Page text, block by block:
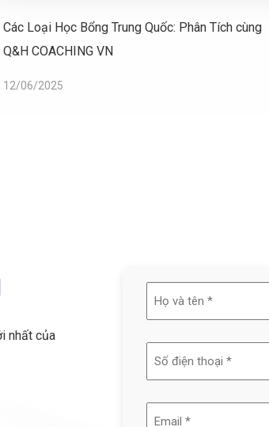
Các Loại Học Bổng Trung Quốc: Phân Tích cùng
Q&H COACHING VN
12/06/2025
nhất của
Họ
và
tên
(Required)
Email